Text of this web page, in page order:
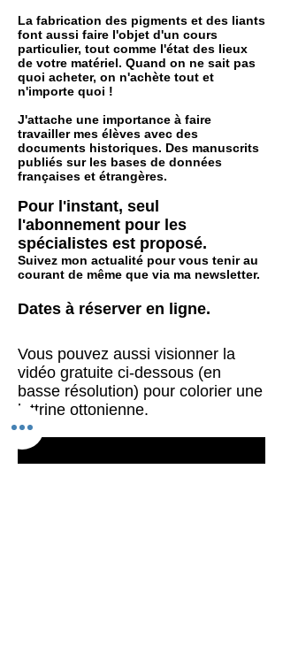
La fabrication des pigments et des liants
font aussi faire l'objet d'un cours
particulier, tout comme l'état des lieux
de votre matériel. Quand on ne sait pas
quoi acheter, on n'achète tout et
n'importe quoi !
J'attache une importance à faire
travailler mes élèves avec des
documents historiques. Des manuscrits
publiés sur les bases de données
françaises et étrangères.
Pour l'instant, seul
l'abonnement pour les
spécialistes est proposé.
Suivez mon actualité pour vous tenir au
courant de même que via ma newsletter.
Dates à réserver en ligne.
Vous pouvez aussi visionner la
vidéo gratuite ci-dessous (en
basse résolution) pour colorier une
lettrine ottonienne.​